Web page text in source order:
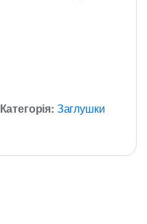
Категорія: Заглушки